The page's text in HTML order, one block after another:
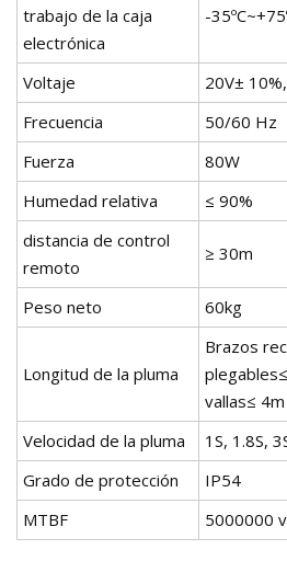
trabajo de la caja
electrónica
-
Voltaje
20V±
Frecuencia
50/60 Hz
Fuerza
80W
Humedad relativa
≤ 90%
distancia de control
remoto
≥ 30m
Peso neto 60kg
Longitud de la pluma
Brazos
vallas≤ 4m
Velocidad de la pluma
1S, 1.8S,
Grado de protección
IP54
MTBF
5000000